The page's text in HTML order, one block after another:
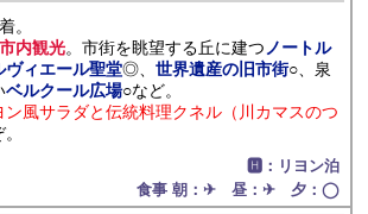
。
内観光。市街を眺望する丘に建つ ノートル
ヴィエール聖堂◎、 世界遺産の旧市街○、泉
ベルクール広場○など。
ン風サラダと伝統料理クネル（川カマスのつ
🅷：リヨン泊
食事 朝：✈ 昼：✈ 夕：◯